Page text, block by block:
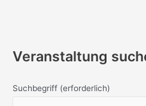
Veranstaltung
Suchbegriff (erforderlich)